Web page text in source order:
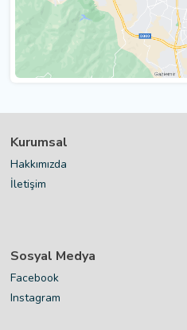
Kurumsal
Hakkımızda
İletişim
Sosyal Medya
Facebook
Instagram